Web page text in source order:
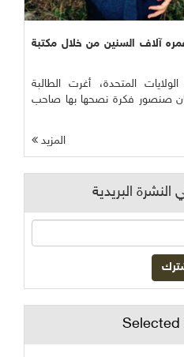
آلاف السنين من خلال مكتبة
المتحدة، أغرت الطالبة
صنصور فكرة نصحها بها صاحب
المزيد
البريدية
Selected